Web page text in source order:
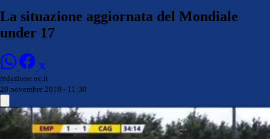
La situazione aggiornata del Mondiale
under 17
redazione nc.it
20 novembre 2019 - 11:30